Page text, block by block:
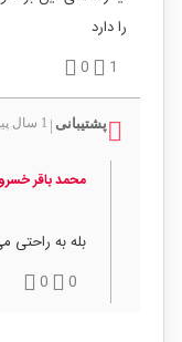
را دارد
1
0
پشتیبانی | 1 سال پیش
محمد باقر
بله به راحتی
0
0